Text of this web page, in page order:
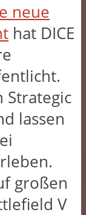
neue
hat DICE
Strategic
lassen
großen
V